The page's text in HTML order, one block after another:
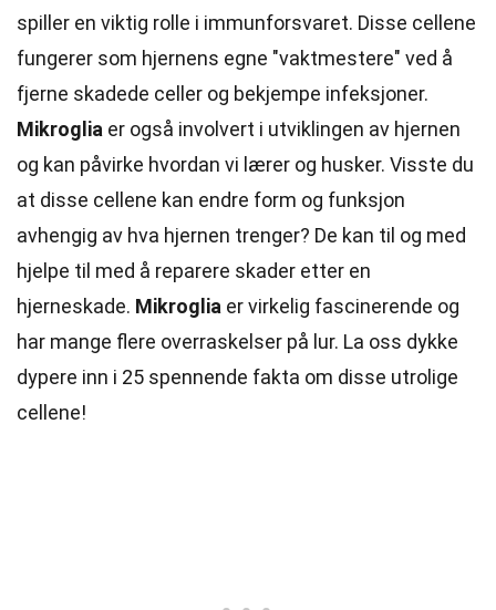
spiller en viktig rolle i immunforsvaret. Disse cellene
fungerer som hjernens egne "vaktmestere" ved å
fjerne skadede celler og bekjempe infeksjoner.
Mikroglia er også involvert i utviklingen av hjernen
og kan påvirke hvordan vi lærer og husker. Visste du
at disse cellene kan endre form og funksjon
avhengig av hva hjernen trenger? De kan til og med
hjelpe til med å reparere skader etter en
hjerneskade. Mikroglia er virkelig fascinerende og
har mange flere overraskelser på lur. La oss dykke
dypere inn i 25 spennende fakta om disse utrolige
cellene!